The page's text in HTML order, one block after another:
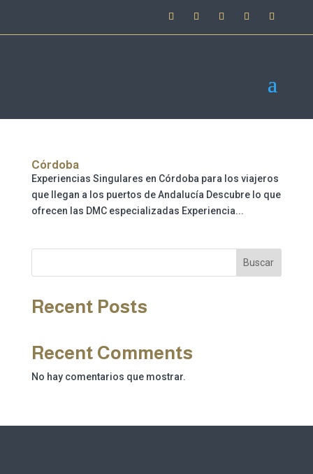
Córdoba
Experiencias Singulares en Córdoba para los viajeros
que llegan a los puertos de Andalucía Descubre lo que
ofrecen las DMC especializadas Experiencia...
Buscar
Recent Posts
Recent Comments
No hay comentarios que mostrar.